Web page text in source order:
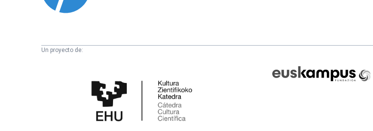
Un proyecto de:
Científica
Fundazioa